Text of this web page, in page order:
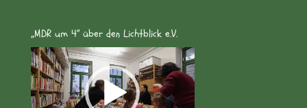
„MDR um 4“ über den Lichtblick e.V.
Video-
Player